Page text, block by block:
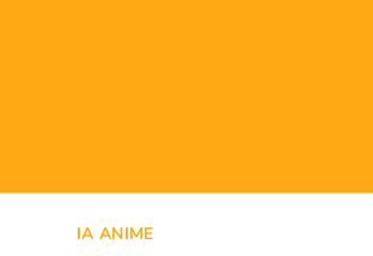
IA ANIME